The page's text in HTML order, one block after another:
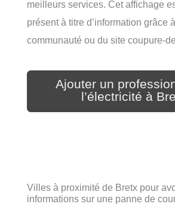
meilleurs services. Cet affichage
présent à titre d’information grâce
communauté ou du site coupure-
Ajouter un
l’électricité à
Villes à proximité de Bretx pour
informations sur une panne de